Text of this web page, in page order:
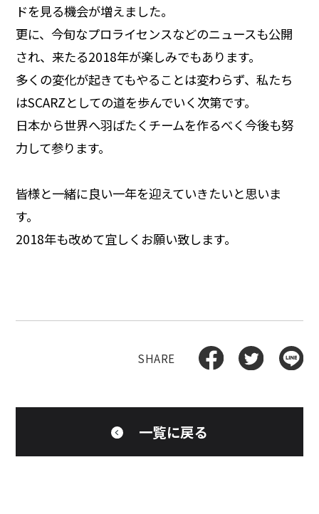
ドを見る機会が増えました。
更に、今旬なプロライセンスなどのニュースも公開
され、来たる2018年が楽しみでもあります。
多くの変化が起きてもやることは変わらず、私たち
はSCARZとしての道を歩んでいく次第です。
日本から世界へ羽ばたくチームを作るべく今後も努
力して参ります。
皆様と一緒に良い一年を迎えていきたいと思いま
す。
2018年も改めて宜しくお願い致します。
一覧に戻る